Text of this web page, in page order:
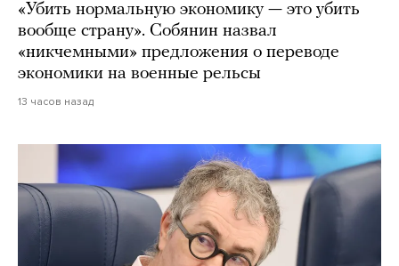
«Убить нормальную экономику — это убить
вообще страну». Собянин назвал
«никчемными» предложения о переводе
экономики на военные рельсы
13 часов назад